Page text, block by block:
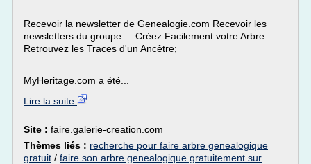
Recevoir la newsletter de Genealogie.com Recevoir les
newsletters du groupe ... Créez Facilement votre Arbre ...
Retrouvez les Traces d'un Ancêtre;
MyHeritage.com a été...
Lire la suite
Site : faire.galerie-creation.com
Thèmes liés : recherche pour faire arbre genealogique
gratuit / faire son arbre genealogique gratuitement sur